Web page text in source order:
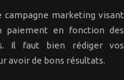
campagne marketing visant
paiement en fonction des
Il faut bien rédiger vos
avoir de bons résultats.